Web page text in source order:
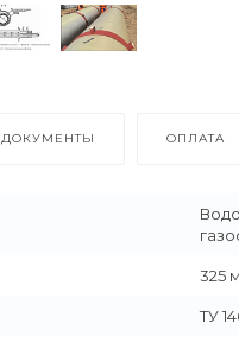
ДОКУМЕНТЫ ОПЛАТА
325
ТУ